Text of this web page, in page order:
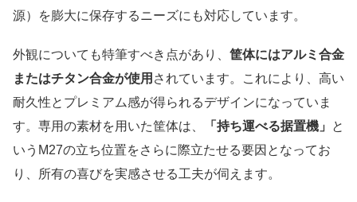
源）を膨大に保存するニーズにも対応しています。
外観についても特筆すべき点があり、 筐体にはアルミ合金
またはチタン合金が使用 されています。これにより、高い
耐久性とプレミアム感が得られるデザインになっていま
す。専用の素材を用いた筐体は、
「持ち運べる据置機」
と
いうM27の立ち位置をさらに際立たせる要因となってお
り、所有の喜びを実感させる工夫が伺えます。